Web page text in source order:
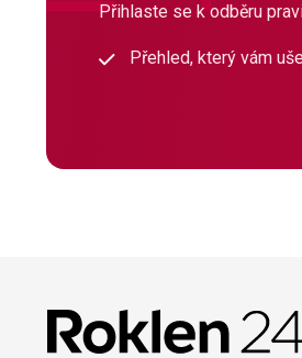
Přihlaste se k odběru
Přehled, který vám